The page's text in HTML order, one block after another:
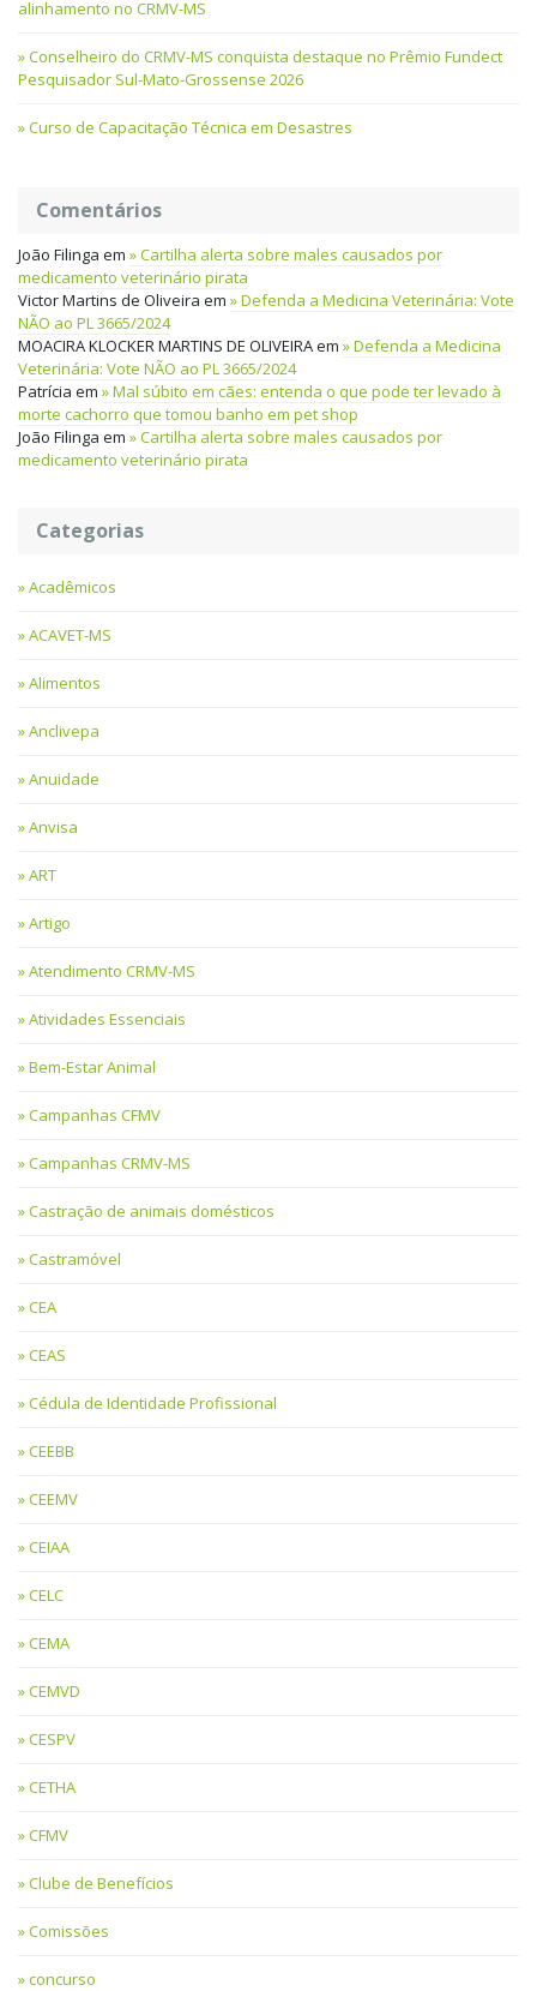
alinhamento no CRMV-MS
Conselheiro do CRMV-MS conquista destaque no Prêmio Fundect
Pesquisador Sul-Mato-Grossense 2026
Curso de Capacitação Técnica em Desastres
Comentários
João Filinga em
Cartilha alerta sobre males causados por
medicamento veterinário pirata
Victor Martins de Oliveira em
Defenda a Medicina Veterinária: Vote
NÃO ao PL 3665/2024
MOACIRA KLOCKER MARTINS DE OLIVEIRAem
Defenda a Medicina
Veterinária: Vote NÃO ao PL 3665/2024
Patrícia em
Mal súbito em cães: entenda o que pode ter levado à
morte cachorro que tomou banho em pet shop
João Filinga em
Cartilha alerta sobre males causados por
medicamento veterinário pirata
Categorias
Acadêmicos
ACAVET-MS
Alimentos
Anclivepa
Anuidade
Anvisa
ART
Artigo
Atendimento CRMV-MS
Atividades Essenciais
Bem-Estar Animal
Campanhas CFMV
Campanhas CRMV-MS
Castração de animais domésticos
Castramóvel
CEA
CEAS
Cédula de Identidade Profissional
CEEBB
CEEMV
CEIAA
CELC
CEMA
CEMVD
CESPV
CETHA
CFMV
Clube de Benefícios
Comissões
concurso